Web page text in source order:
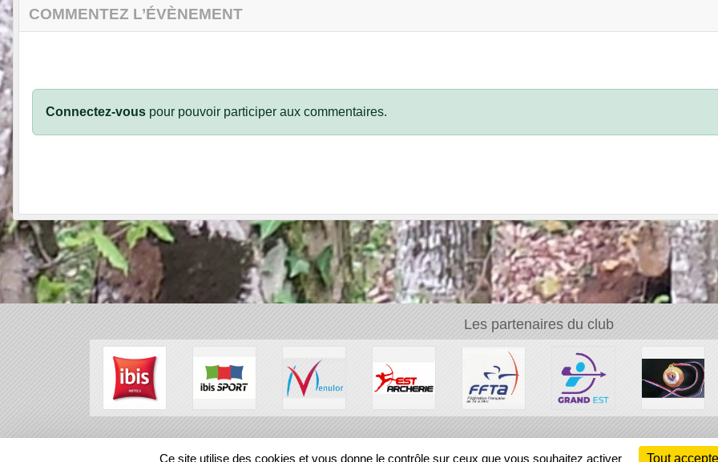
COMMENTEZ L’ÉVÈNEMENT
Connectez-vous pour pouvoir participer aux commentaires.
Les partenaires du club
REGIONS
Ce site utilise des cookies et vous donne le contrôle sur ceux que vous souhaitez activer Tout